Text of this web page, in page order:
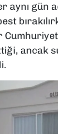
aynı gün
ancak